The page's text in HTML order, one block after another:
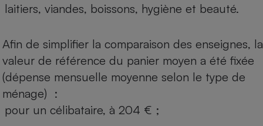
laitiers, viandes, boissons, hygiène et beauté.
Afin de simplifier la comparaison des enseignes, la
valeur de référence du panier moyen a été fixée
(dépense mensuelle moyenne selon le type de
ménage) :
pour un célibataire, à 204 € ;